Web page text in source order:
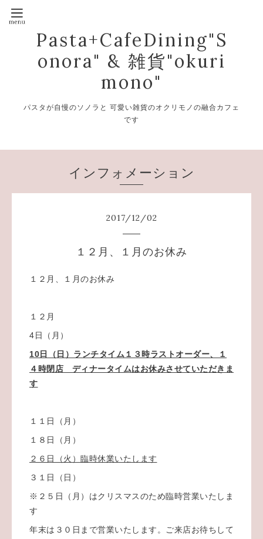
Pasta+CafeDining"S
onora" & 雑貨"okuri
mono"
パスタが自慢のソノラと 可愛い雑貨のオクリモノの融合カフェ
です
インフォメーション
2017/12/02
１２月、１月のお休み
１２月、１月のお休み
１２月
4日（月）
10日（日）ランチタイム１３時ラストオーダー、１
４時閉店 ディナータイムはお休みさせていただきま
す
１１日（月）
１８日（月）
２６日（火）臨時休業いたします
３１日（日）
※２５日（月）はクリスマスのため臨時営業いたしま
す
年末は３０日まで営業いたします。ご来店お待ちして